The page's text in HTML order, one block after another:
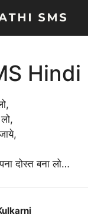
Hindi
दोस्त बना लो…